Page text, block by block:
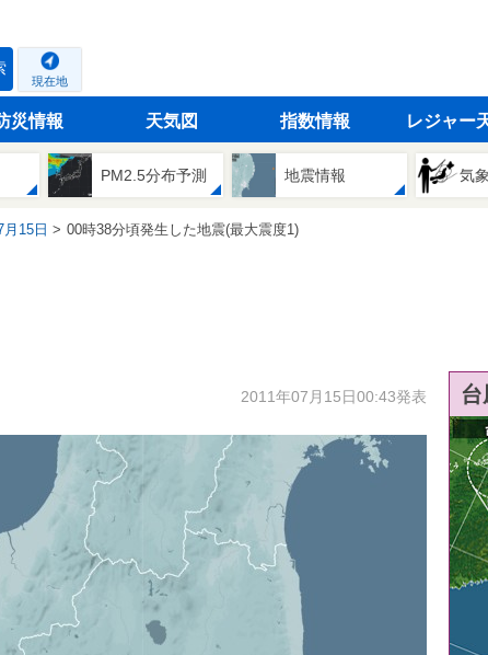
現在地
災情報 天気図 指数情報 レジャー
PM2.5分布予測 地震情報 気
15日 00時38分頃発生した地震(最大震度1)
2011年07月15日00:43発表